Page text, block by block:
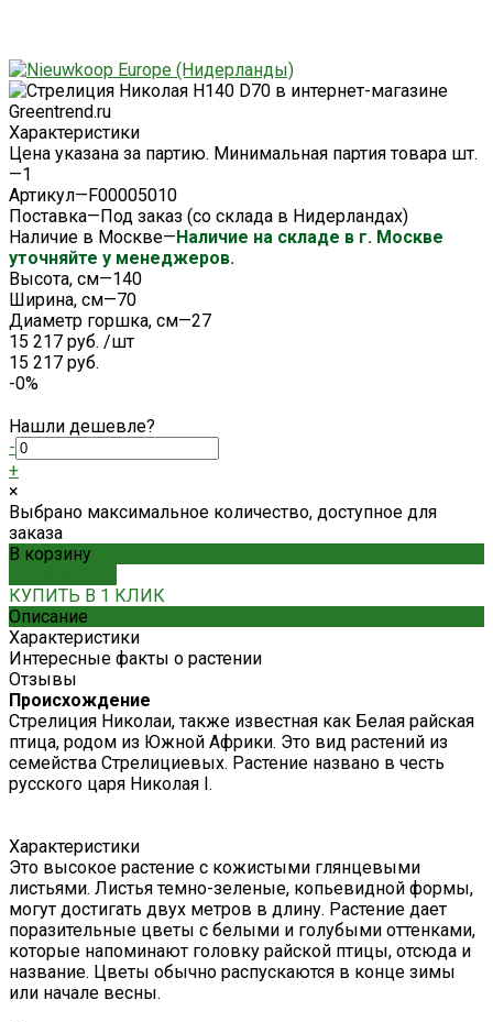
Характеристики
Цена указана за партию. Минимальная партия товара шт.
—1
Артикул—F00005010
Поставка—Под заказ (со склада в Нидерландах)
Наличие в Москве—Наличие на складе в г. Москве
уточняйте у менеджеров.
Высота, см—140
Ширина, см—70
Диаметр горшка, см—27
15 217 руб. /шт
15 217 руб.
-0%
Нашли дешевле?
-
+
×
Выбрано максимальное количество, доступное для
заказа
В корзину
КУПИТЬ В 1 КЛИК
Описание
Характеристики
Интересные факты о растении
Отзывы
Происхождение
Стрелиция Николаи, также известная как Белая райская
птица, родом из Южной Африки. Это вид растений из
семейства Стрелициевых. Растение названо в честь
русского царя Николая I.
Характеристики
Это высокое растение с кожистыми глянцевыми
листьями. Листья темно-зеленые, копьевидной формы,
могут достигать двух метров в длину. Растение дает
поразительные цветы с белыми и голубыми оттенками,
которые напоминают головку райской птицы, отсюда и
название. Цветы обычно распускаются в конце зимы
или начале весны.